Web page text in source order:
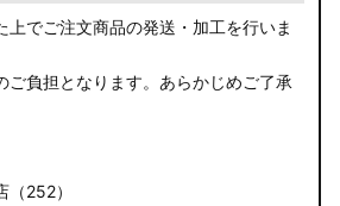
上でご注文商品の発送・加工を行いま
ご負担となります。あらかじめご了承
252）